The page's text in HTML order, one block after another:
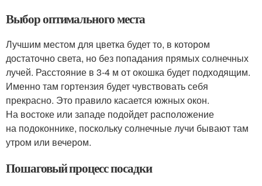
Выбор оптимального места
Лучшим местом для цветка будет то, в котором
достаточно света, но без попадания прямых солнечных
лучей. Расстояние в 3-4 м от окошка будет подходящим.
Именно там гортензия будет чувствовать себя
прекрасно. Это правило касается южных окон.
На востоке или западе подойдет расположение
на подоконнике, поскольку солнечные лучи бывают там
утром или вечером.
Пошаговый процесс посадки